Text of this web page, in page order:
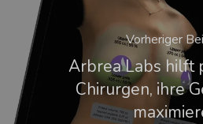
Vorheriger
Arbrea Labs hilft
Chirurgen, ihre